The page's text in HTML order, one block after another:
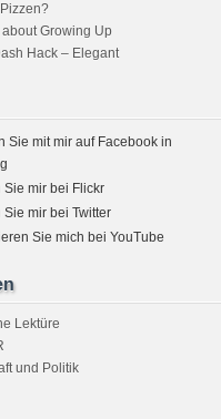
Growing Up
Hack – Elegant
Sie mit mir auf Facebook in
Sie mir bei Flickr
Sie mir bei Twitter
Sie mich bei YouTube
Lektüre
und Politik